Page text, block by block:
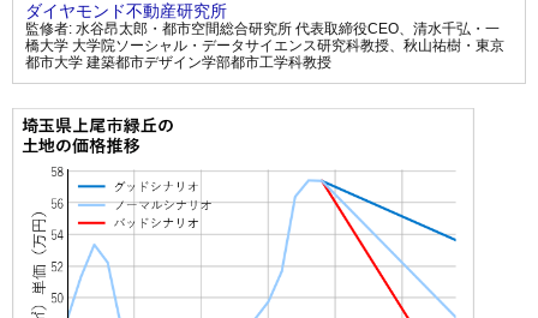
ダイヤモンド不動産研究所
監修者: 水谷昂太郎・都市空間総合研究所 代表取締役CEO、 清水千弘・一
橋大学 大学院ソーシャル・データサイエンス研究科教授、 秋山祐樹・東京
都市大学 建築都市デザイン学部都市工学科教授